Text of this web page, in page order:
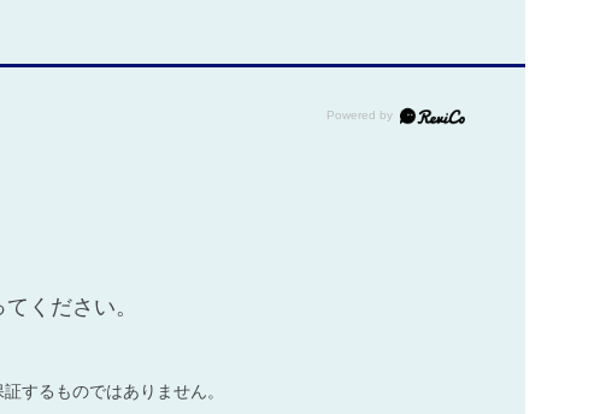
ください。
するものではありません。